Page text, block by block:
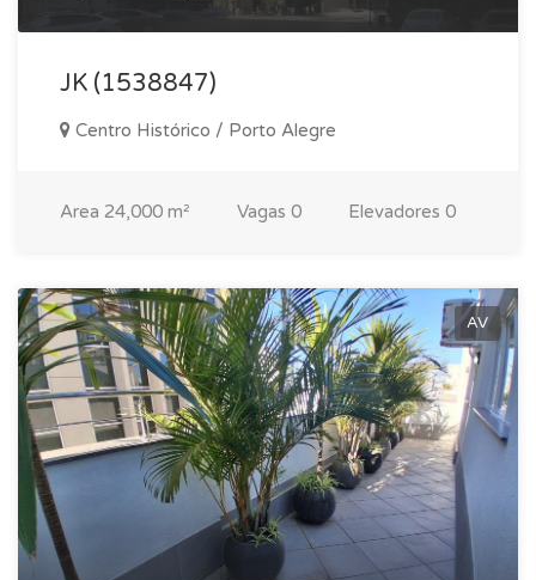
JK (1538847)
Centro Histórico / Porto Alegre
Area 24,000 m² Vagas 0 Elevadores 0
AV